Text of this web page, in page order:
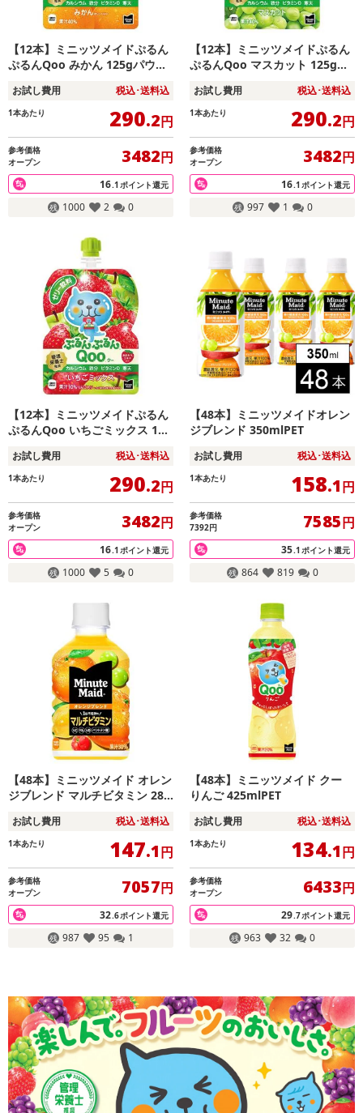
【12本】ミニッツメイドぷるん
ぷるんQoo みかん 125gパウチ
お試し費用 税込･送料込
1本あたり 290.2円
参考価格
オープン
3482円
16.1 ポイント還元
1000 2 0
【12本】ミニッツメイドぷるん
ぷるんQoo マスカット 125gパ
お試し費用 税込･送料込
1本あたり 290.2円
参考価格
オープン
3482円
16.1 ポイント還元
997 1 0
【12本】ミニッツメイドぷるん
ぷるんQoo いちごミックス 125
お試し費用 税込･送料込
1本あたり 290.2円
参考価格
オープン
3482円
16.1 ポイント還元
1000 5 0
【48本】ミニッツメイドオレン
ジブレンド 350mlPET
お試し費用 税込･送料込
1本あたり 158.1円
参考価格
7392円
7585円
35.1 ポイント還元
864 819 0
【48本】ミニッツメイド オレン
ジブレンド マルチビタミン 280
お試し費用 税込･送料込
1本あたり 147.1円
参考価格
オープン
7057円
32.6ポイント還元
987 95 1
【48本】ミニッツメイド クー
りんご 425mlPET
お試し費用 税込･送料込
1本あたり 134.1円
参考価格
オープン
6433円
29.7ポイント還元
963 32 0